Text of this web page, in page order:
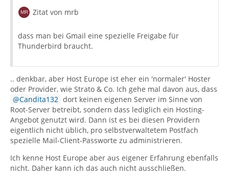
Zitat von mrb
dass man bei Gmail eine spezielle Freigabe für
Thunderbird braucht.
.. denkbar, aber Host Europe ist eher ein 'normaler' Hoster
oder Provider, wie Strato & Co. Ich gehe mal davon aus, dass
Candita132 dort keinen eigenen Server im Sinne von
Root-Server betreibt, sondern dass lediglich ein Hosting-
Angebot genutzt wird. Dann ist es bei diesen Providern
eigentlich nicht üblich, pro selbstverwaltetem Postfach
spezielle Mail-Client-Passworte zu administrieren.
Ich kenne Host Europe aber aus eigener Erfahrung ebenfalls
nicht. Daher kann ich das auch nicht ausschließen.